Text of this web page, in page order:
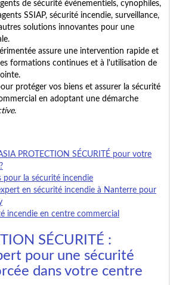
de sécurité événementiels, cynophiles,
SSIAP, sécurité incendie, surveillance,
solutions innovantes pour une
assure une intervention rapide et
formations continues et à l'utilisation de
protéger vos biens et assurer la sécurité
en adoptant une démarche
.
PROTECTION SÉCURITÉ pour votre
pour la sécurité incendie
en sécurité incendie à Nanterre pour
incendie en centre commercial
SÉCURITÉ :
pour une sécurité
dans votre centre